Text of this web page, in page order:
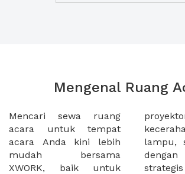
Mengenal Ruang
Mencari sewa ruang
acara untuk tempat
acara Anda kini lebih
mudah bersama
XWORK, baik untuk
proyektor dengan
kecerahan tinggi, tata
lampu, serta didukung
dengan lokasi yang
strategis akan